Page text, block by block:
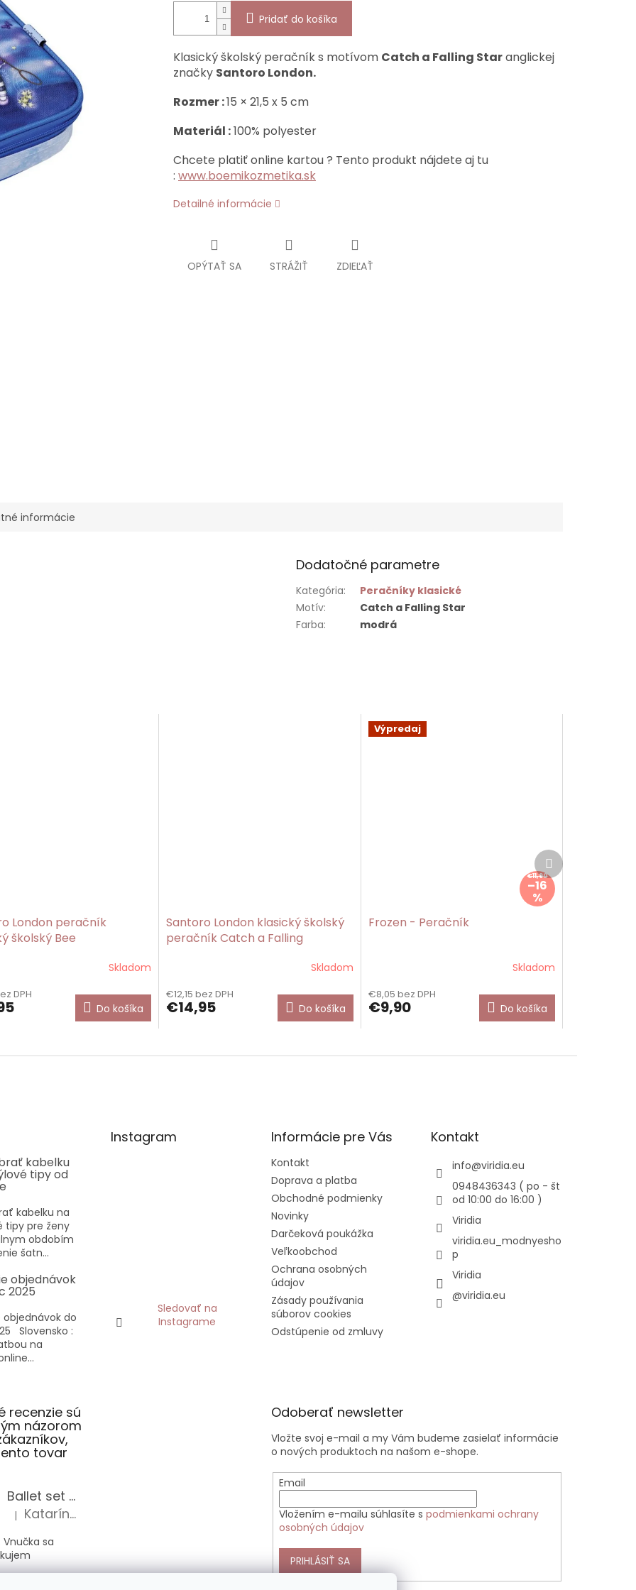
Pridať do košíka
Klasický školský peračník s motívom Catch a Falling Staranglickej
značky Santoro London.
Rozmer :15 × 21,5 x 5 cm
Materiál :100% polyester
Chcete platiť online kartou ? Tento produkt nájdete aj tu
: www.boemikozmetika.sk
Detailné informácie
OPÝTAŤ SA STRÁŽIŤ ZDIEĽAŤ
London peračník
školský Bee
Skladom
DPH
Do košíka
Santoro London klasický školský
peračník Catch a Falling
Skladom
€12,15 bez DPH
€14,95 Do košíka
Výpredaj
€11,90
–16
%
Frozen - Peračník
Skladom
€8,05 bez DPH
€9,90 Do košíka
Ďalší
produkt
informácie
Dodatočné parametre
Kategória:
Peračníky klasické
Motív:
Catch a Falling Star
Farba: modrá
kabelku
tipy od
kabelku na
tipy pre ženy
obdobím
šatn...
objednávok
2025
objednávok do
Slovensko :
na
Instagram
Sledovať na
Instagrame
Informácie pre Vás
Kontakt
Doprava a platba
Obchodné podmienky
Novinky
Darčeková poukážka
Veľkoobchod
Ochrana osobných
údajov
Zásady používania
súborov cookies
Odstúpenie od zmluvy
Kontakt
info@viridia.eu
0948436343 ( po - št
od 10:00 do 16:00 )
Viridia
viridia.eu_modnyesho
p
Viridia
@viridia.eu
recenzie sú
názorom
tovar
Ballet set školská taška, nerezová fľaša a plný peračník s motívom baletky pre dievča
Hodnotenie produktu je 5 z 5 hviezdičiek.
| Katarína Sz.
sa
Odoberať newsletter
Vložte svoj e-mail a my Vám budeme zasielať informácie
o nových produktoch na našom e-shope.
Email
Vložením e-mailu súhlasíte spodmienkami ochrany
osobných údajov
PRIHLÁSIŤ SA